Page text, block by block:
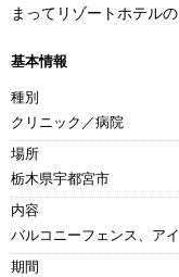
まってリゾートホテル
基本情報
種別
クリニック／病院
場所
栃木県宇都宮市
内容
バルコニーフェンス、ア
期間